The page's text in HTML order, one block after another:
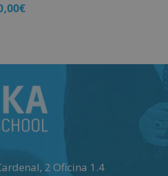
€
2 Oficina 1.4